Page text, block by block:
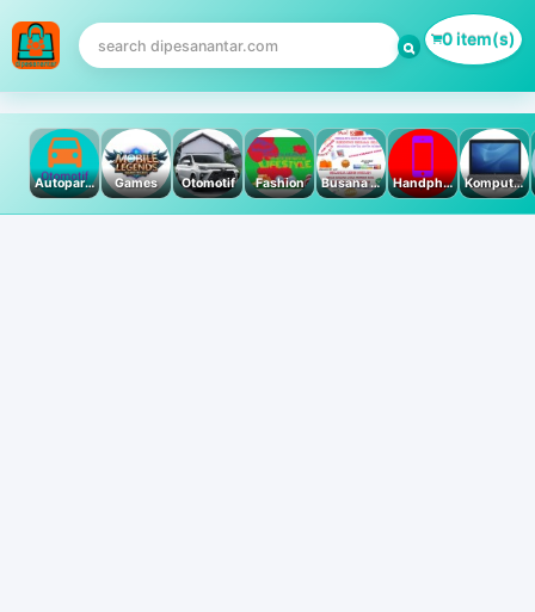
0 item(s)
Autoparts Games Otomotif Fashion Busana Muslim Handphone & Tablet Komputer PC & Laptop